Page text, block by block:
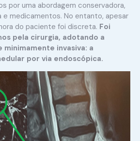
por uma abordagem conservadora,
e medicamentos. No entanto, apesar
do paciente foi discreta. Foi
pela cirurgia, adotando a
invasiva: a
por via endoscópica.